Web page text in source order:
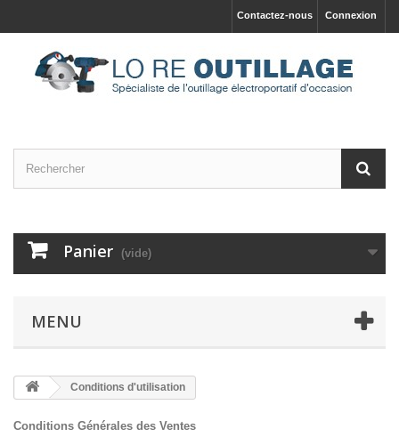
Connexion
Contactez-nous
Panier (vide)
MENU
Conditions d'utilisation
Conditions Générales des Ventes